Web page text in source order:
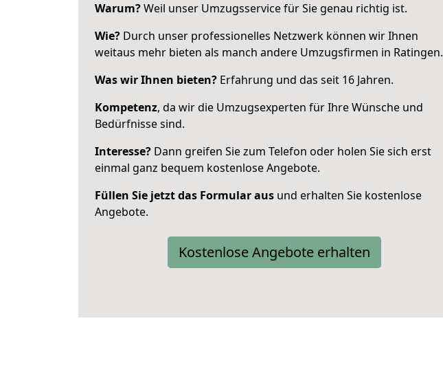
Warum?Weil unser Umzugsservice für Sie genau richtig ist.
Wie? Durch unser professionelles Netzwerk können wir Ihnen
weitaus mehr bieten als manch andere Umzugsfirmen in Ratingen.
Was wir Ihnen bieten? Erfahrung und das seit 16 Jahren.
Kompetenz, da wir die Umzugsexperten für Ihre Wünsche und
Bedürfnisse sind.
Interesse? Dann greifen Sie zum Telefon oder holen Sie sich erst
einmal ganz bequem kostenlose Angebote.
Füllen Sie jetzt das Formular aus und erhalten Sie kostenlose
Angebote.
Kostenlose Angebote erhalten